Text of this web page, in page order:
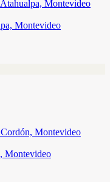
Montevideo
Montevideo